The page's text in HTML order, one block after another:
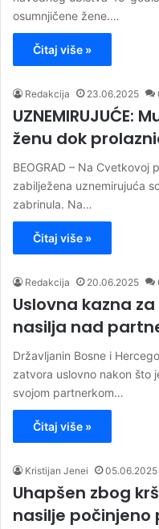
osumnjičene žene.…
Čitaj više »
Redakcija 23.06.2025
ženu dok
BEOGRAD – Na Cvetkovoj
zabilježena uznemirujuća
zabrinula. Na…
Čitaj više »
Redakcija 20.06.2025
Uslovna kazna
nasilja nad
Državljanin Bosne i
zatvora uslovno nakon što
svojom partnerkom…
Čitaj više »
Kristijan Jenei 05.06.2025
Uhapšen zbog
nasilje počinjeno